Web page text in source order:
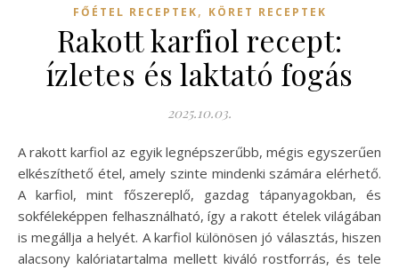
FŐÉTEL RECEPTEK, KÖRET RECEPTEK
Rakott karfiol recept:
ízletes és laktató fogás
2025.10.03.
A rakott karfiol az egyik legnépszerűbb, mégis egyszerűen
elkészíthető étel, amely szinte mindenki számára elérhető.
A karfiol, mint főszereplő, gazdag tápanyagokban, és
sokféleképpen felhasználható, így a rakott ételek világában
is megállja a helyét. A karfiol különösen jó választás, hiszen
alacsony kalóriatartalma mellett kiváló rostforrás, és tele